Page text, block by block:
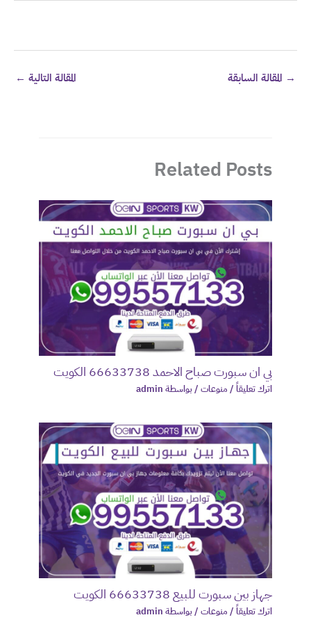
→ المقالة السابقة المقالة التالية ←
Related Posts
بي ان سبورت صباح الاحمد 66633738 الكويت
اترك تعليقاً / منوعات / بواسطة admin
جهاز بين سبورت للبيع 66633738 الكويت
اترك تعليقاً / منوعات / بواسطة admin